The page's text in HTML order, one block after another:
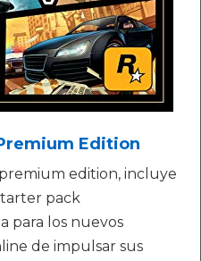
Edition
edition, incluye
pack
para los nuevos
de impulsar sus